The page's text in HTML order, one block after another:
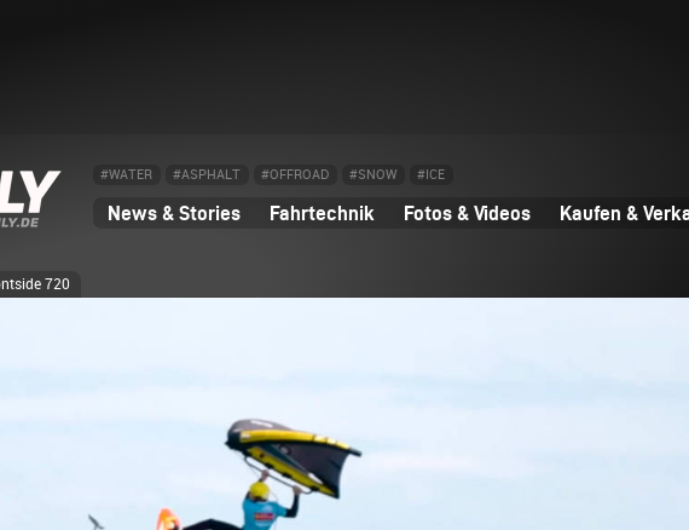
#WATER #ASPHALT #OFFROAD #SNOW #ICE
News & Stories Fahrtechnik Fotos & Videos Kaufen &
720